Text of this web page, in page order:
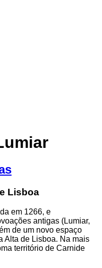
Lisboa
em 1266, e
antigas (Lumiar,
de um novo espaço
Alta de Lisboa. Na mais
território de Carnide